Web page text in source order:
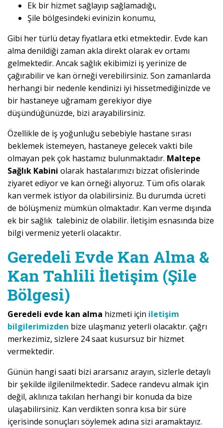
Ek bir hizmet sağlayıp sağlamadığı,
Şile bölgesindeki evinizin konumu,
Gibi her türlü detay fiyatlara etki etmektedir. Evde kan
alma denildiği zaman akla direkt olarak ev ortamı
gelmektedir. Ancak sağlık ekibimizi iş yerinize de
çağırabilir ve kan örneği verebilirsiniz. Son zamanlarda
herhangi bir nedenle kendinizi iyi hissetmediğinizde ve
bir hastaneye uğramam gerekiyor diye
düşündüğünüzde, bizi arayabilirsiniz.
Özellikle de iş yoğunluğu sebebiyle hastane sırası
beklemek istemeyen, hastaneye gelecek vakti bile
olmayan pek çok hastamız bulunmaktadır. Maltepe
Sağlık Kabini olarak hastalarımızı bizzat ofislerinde
ziyaret ediyor ve kan örneği alıyoruz. Tüm ofis olarak
kan vermek istiyor da olabilirsiniz. Bu durumda ücreti
de bölüşmeniz mümkün olmaktadır. Kan verme dışında
ek bir sağlık talebiniz de olabilir. İletişim esnasında bize
bilgi vermeniz yeterli olacaktır.
Geredeli Evde Kan Alma &
Kan Tahlili İletişim (Şile
Bölgesi)
Geredeli evde kan alma hizmeti için iletişim
bilgilerimizden bize ulaşmanız yeterli olacaktır. çağrı
merkezimiz, sizlere 24 saat kusursuz bir hizmet
vermektedir.
Günün hangi saati bizi ararsanız arayın, sizlerle detaylı
bir şekilde ilgilenilmektedir. Sadece randevu almak için
değil, aklınıza takılan herhangi bir konuda da bize
ulaşabilirsiniz. Kan verdikten sonra kısa bir süre
içerisinde sonuçları söylemek adına sizi aramaktayız.